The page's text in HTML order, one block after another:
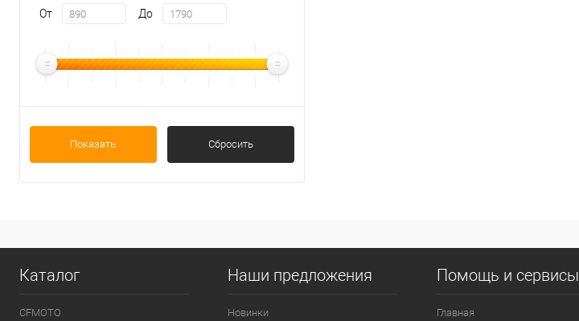
От До
Показать Сбросить
Каталог
CFMOTO
Наши предложения
Новинки
Помощь и сервисы
Главная